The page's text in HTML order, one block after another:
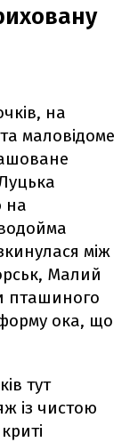
на
маловідоме
на
між
Малий
пташиного
ока, що
тут
із чистою